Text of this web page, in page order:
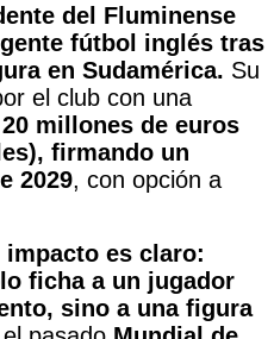
del Fluminense
fútbol inglés tras
en Sudamérica. Su
el club con una
20 millones de euros
firmando un
2029, con opción a
es claro:
ficha a un jugador
sino a una figura